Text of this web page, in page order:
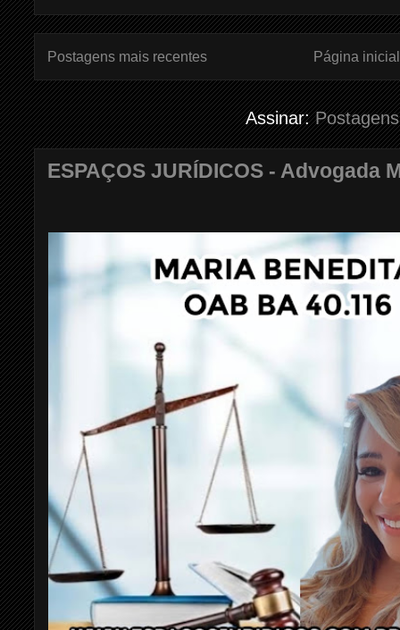
Postagens mais recentes Página inicial
Assinar:
ESPAÇOS JURÍDICOS - Advogada